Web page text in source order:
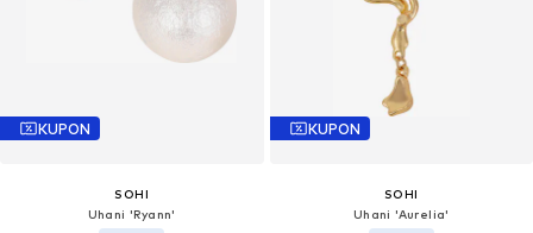
KUPON
SOHI
Uhani 'Ryann'
KUPON
SOHI
Uhani 'Aurelia'